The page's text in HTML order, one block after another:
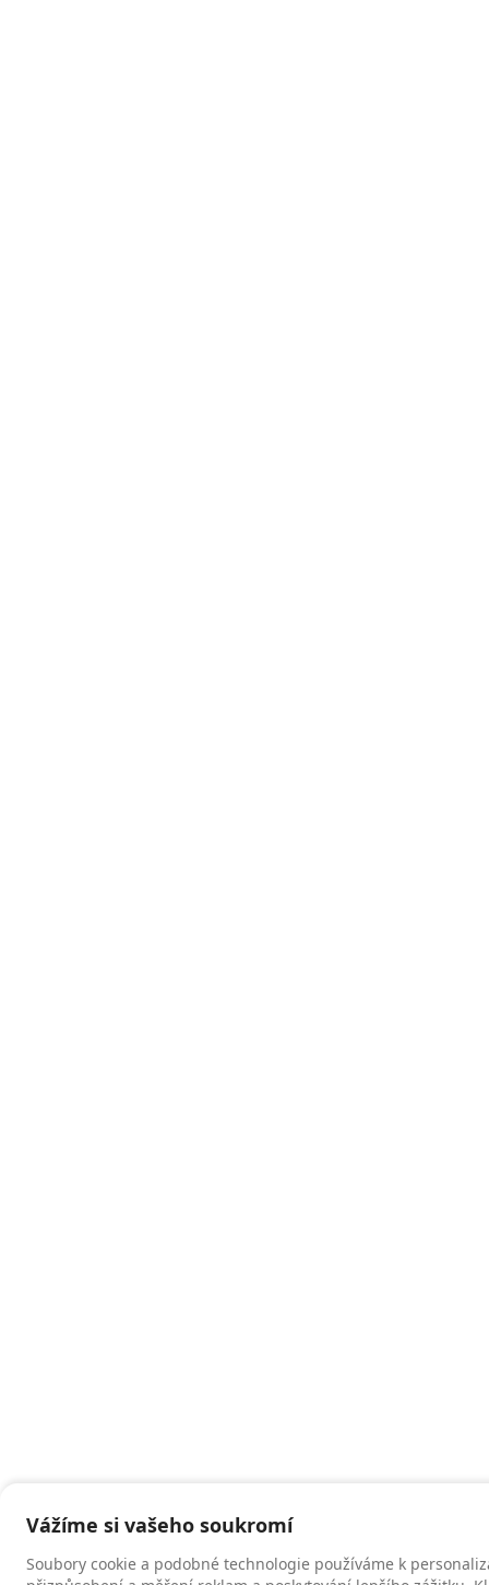
Vážíme si vašeho soukromí
Soubory cookie a podobné technologie používáme k